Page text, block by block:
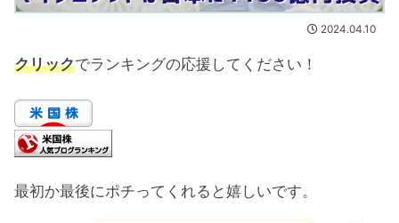
2024.04.10
クリックでランキングの応援してください！
最初か最後にポチってくれると嬉しいです。